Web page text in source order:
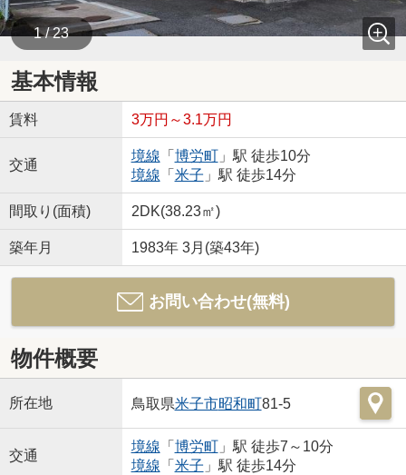
1 / 23
基本情報
賃料 3万円～3.1万円
交通
境線 「 博労町」駅 徒歩10分
境線 「 米子 」駅 徒歩14分
間取り(面積) 2DK(38.23㎡)
築年月 1983年 3月(築43年)
お問い合わせ(無料)
物件概要
所在地 鳥取県米子市昭和町81-5
交通
境線 「 博労町」駅 徒歩7～10分
境線 「 米子 」駅 徒歩14分